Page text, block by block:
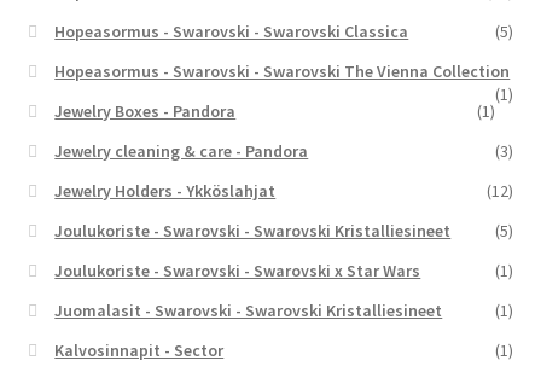
Hopeasormus - Swarovski - Swarovski Classica
(5)
Hopeasormus - Swarovski - Swarovski The Vienna Collection
(1)
Jewelry Boxes - Pandora
(1)
Jewelry cleaning & care - Pandora
(3)
Jewelry Holders - Ykköslahjat
(12)
Joulukoriste - Swarovski - Swarovski Kristalliesineet
(5)
Joulukoriste - Swarovski - Swarovski x Star Wars
(1)
Juomalasit - Swarovski - Swarovski Kristalliesineet
(1)
Kalvosinnapit - Sector
(1)